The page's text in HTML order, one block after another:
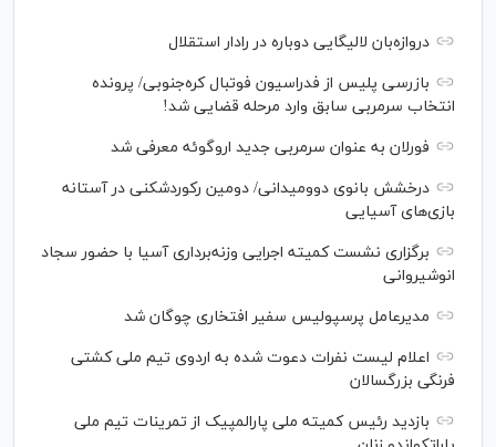
دروازه‌بان لالیگایی دوباره در رادار استقلال
بازرسی پلیس از فدراسیون فوتبال کره‌جنوبی/ پرونده
انتخاب سرمربی سابق وارد مرحله قضایی شد!
فورلان به عنوان سرمربی جدید اروگوئه معرفی شد
درخشش بانوی دوومیدانی/ دومین رکوردشکنی در آستانه
بازی‌های آسیایی
برگزاری نشست کمیته اجرایی وزنه‌برداری آسیا با حضور سجاد
انوشیروانی
مدیرعامل پرسپولیس سفیر افتخاری چوگان شد
اعلام لیست نفرات دعوت شده به اردوی تیم ملی کشتی
فرنگی بزرگسالان
بازدید رئیس کمیته ملی پارالمپیک از تمرینات تیم ملی